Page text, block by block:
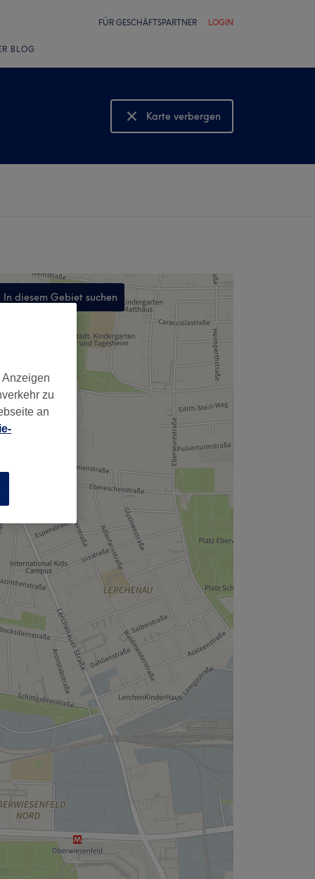
FÜR GESCHÄFTSPARTNER LOGIN
BLOG
Karte verbergen
Karte anzeigen
In diesem Gebiet suchen
zu
an